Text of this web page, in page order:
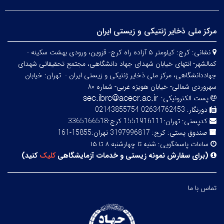
مرکز ملی ذخایر ژنتیکی و زیستی ایران
نشانی:
کرج: کیلومتر ۵ آزاده راه کرج- قزوین، ورودی بهشت سکینه -
کمالشهر- انتهای خیابان شهدای جهاد دانشگاهی، مجتمع تحقیقاتی شهدای
جهاددانشگاهی، مرکز ملی ذخایر ژنتیکی و زیستی ایران - تهران: خیابان
سهروردی شمالی- خیابان هویزه غربی- شماره ۸۰
پست الکترونیکی:
دورنگار: 02634762453 02143855754
کدپستی: تهران:1551916111 کرج:3365166518
صندوق پستی: کرج: 3197996817 تهران:15855-161
ساعات پاسخگویی: شنبه تا چهارشنبه ۸ تا ۱۵
(برای سفارش نمونه زیستی و خدمات آزمایشگاهیکلیککنید)
تماس با ما